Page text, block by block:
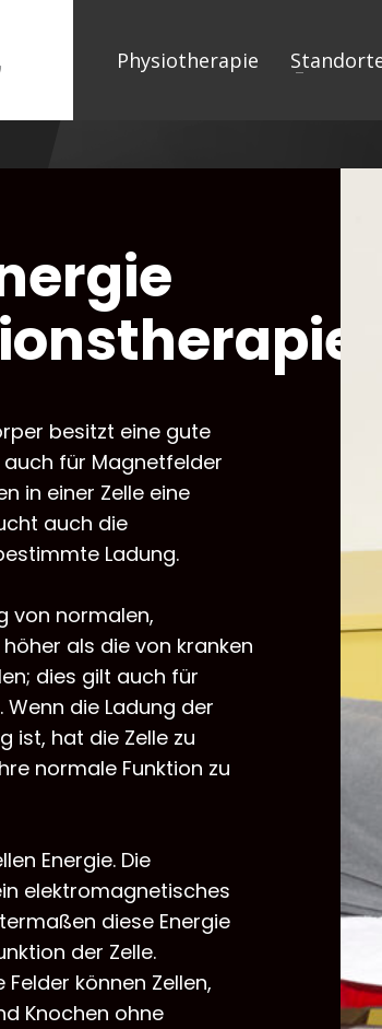
Physiotherapie
besitzt eine gute
für Magnetfelder
in einer Zelle eine
auch die
Ladung.
von normalen,
als die von kranken
dies gilt auch für
Wenn die Ladung der
ist, hat die Zelle zu
normale Funktion zu
Energie. Die
elektromagnetisches
diese Energie
der Zelle.
können Zellen,
Knochen ohne